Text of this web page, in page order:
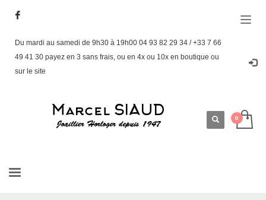
Du mardi au samedi de 9h30 à 19h00 04 93 82 29 34 / +33 7 66
49 41 30 payez en 3 sans frais, ou en 4x ou 10x en boutique ou
sur le site